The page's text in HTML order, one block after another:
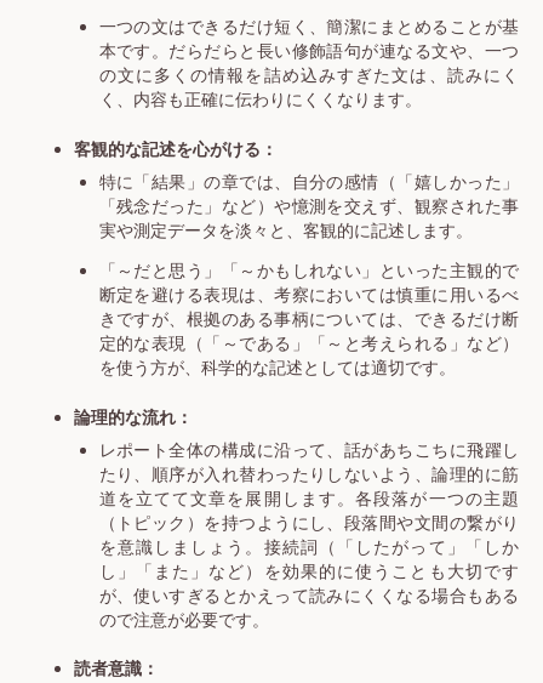
一つの文はできるだけ短く、簡潔にまとめることが基
本です。だらだらと長い修飾語句が連なる文や、一つ
の文に多くの情報を詰め込みすぎた文は、読みにく
く、内容も正確に伝わりにくくなります。
客観的な記述を心がける：
特に「結果」の章では、自分の感情（「嬉しかった」
「残念だった」など）や憶測を交えず、観察された事
実や測定データを淡々と、客観的に記述します。
「～だと思う」「～かもしれない」といった主観的で
断定を避ける表現は、考察においては慎重に用いるべ
きですが、根拠のある事柄については、できるだけ断
定的な表現（「～である」「～と考えられる」など）
を使う方が、科学的な記述としては適切です。
論理的な流れ：
レポート全体の構成に沿って、話があちこちに飛躍し
たり、順序が入れ替わったりしないよう、論理的に筋
道を立てて文章を展開します。各段落が一つの主題
（トピック）を持つようにし、段落間や文間の繋がり
を意識しましょう。接続詞（「したがって」「しか
し」「また」など）を効果的に使うことも大切です
が、使いすぎるとかえって読みにくくなる場合もある
ので注意が必要です。
読者意識：